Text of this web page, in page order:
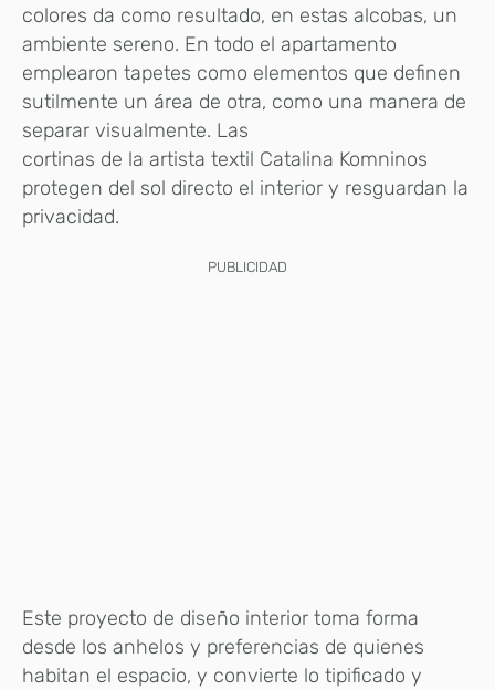
colores da como resultado, en estas alcobas, un
ambiente sereno. En todo el apartamento
emplearon tapetes como elementos que definen
sutilmente un área de otra, como una manera de
separar visualmente. Las
cortinas de la artista textil Catalina Komninos
protegen del sol directo el interior y resguardan la
privacidad.
PUBLICIDAD
Este proyecto de diseño interior toma forma
desde los anhelos y preferencias de quienes
habitan el espacio, y convierte lo tipificado y